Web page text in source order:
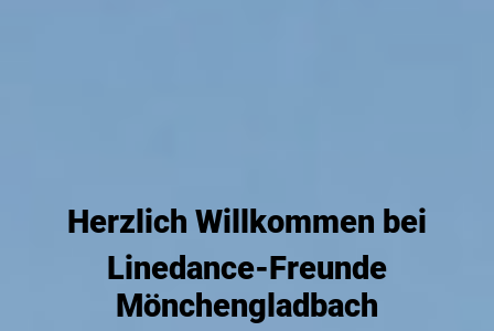
Herzlich Willkommen bei
Linedance-Freunde
Mönchengladbach